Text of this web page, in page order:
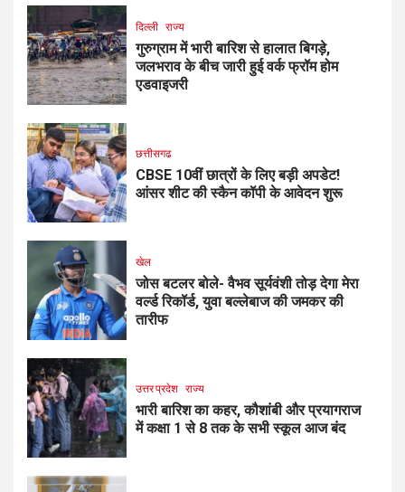
दिल्ली राज्य
गुरुग्राम में भारी बारिश से हालात बिगड़े,
जलभराव के बीच जारी हुई वर्क फ्रॉम होम
एडवाइजरी
छत्तीसगढ
CBSE 10वीं छात्रों के लिए बड़ी अपडेट!
आंसर शीट की स्कैन कॉपी के आवेदन शुरू
खेल
जोस बटलर बोले- वैभव सूर्यवंशी तोड़ देगा मेरा
वर्ल्ड रिकॉर्ड, युवा बल्लेबाज की जमकर की
तारीफ
उत्तर प्रदेश राज्य
भारी बारिश का कहर, कौशांबी और प्रयागराज
में कक्षा 1 से 8 तक के सभी स्कूल आज बंद